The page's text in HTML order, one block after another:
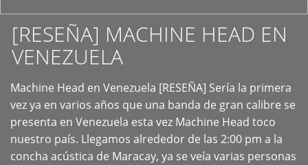
[RESEÑA] MACHINE HEAD EN
VENEZUELA
Machine Head en Venezuela [RESEÑA] Sería la primera
vez ya en varios años que una banda de gran calibre se
presenta en Venezuela esta vez Machine Head toco
nuestro país. Llegamos alrededor de las 2:00 pm a la
concha acústica de Maracay, ya se veía varias personas
+